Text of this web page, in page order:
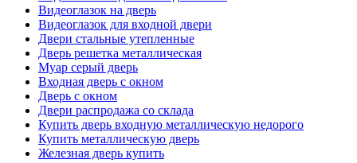
Видеоглазок на дверь
Видеоглазок для входной двери
Двери стальные утепленные
Дверь решетка металлическая
Муар серый дверь
Входная дверь с окном
Дверь с окном
Двери распродажа со склада
Купить дверь входную металлическую недорого
Купить металлическую дверь
Железная дверь купить